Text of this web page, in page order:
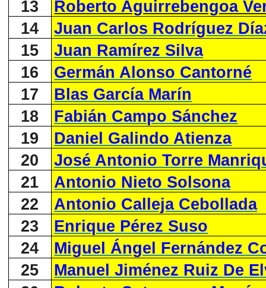
13
Roberto Aguirrebengoa
14
Juan Carlos Rodríguez
15
Juan Ramírez Silva
16
Germán Alonso Cantorné
17
Blas García Marín
18
Fabián Campo Sánchez
19
Daniel Galindo Atienza
20
José Antonio Torre
21
Antonio Nieto Solsona
22
Antonio Calleja Cebollada
23
Enrique Pérez Suso
24
Miguel Ángel Fernández
25
Manuel Jiménez Ruiz De